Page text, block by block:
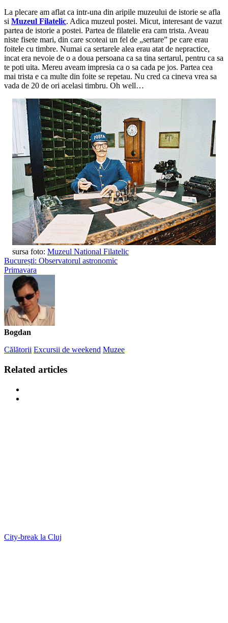
La plecare am aflat ca intr-una din aripile muzeului de istorie se afla
si Muzeul Filatelic. Adica muzeul postei. Micut, interesant de vazut
partea de istorie a postei. Partea de filatelie era cam trista. Aveau
niste fisete mari, din care scoteai un fel de „sertare” pe care erau
foitele cu timbre. Numai ca sertarele alea erau atat de nepractice,
incat era nevoie de o a doua persoana ca sa tina sertarul, pentru ca sa
te poti uita. Mereu aveam impresia ca o sa cada pe jos. Partea cea
mai trista e ca multe din foite se repetau. Nu cred ca cineva vrea sa
vada de 20 de ori acelasi timbru. Oh well…
sursa foto: Muzeul National Filatelic
București: Observatorul astronomic
Primavara
Bogdan
Călătorii Excursii de weekend Muzee
Related articles
City-break la Cluj